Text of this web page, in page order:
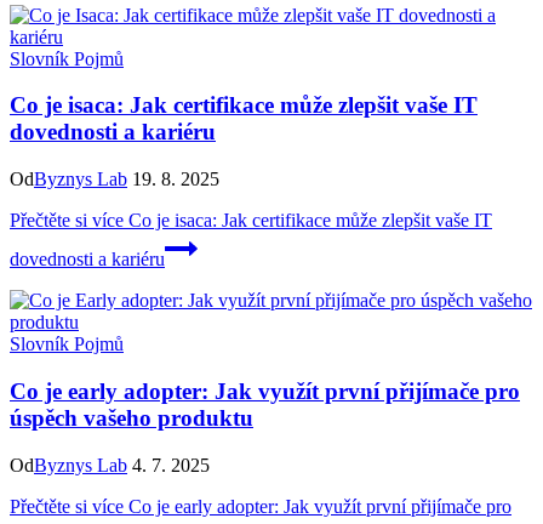
Slovník Pojmů
Co je isaca: Jak certifikace může zlepšit vaše IT
dovednosti a kariéru
OdByznys Lab 19. 8. 2025
Přečtěte si více Co je isaca: Jak certifikace může zlepšit vaše IT
dovednosti a kariéru
Slovník Pojmů
Co je early adopter: Jak využít první přijímače pro
úspěch vašeho produktu
OdByznys Lab 4. 7. 2025
Přečtěte si více Co je early adopter: Jak využít první přijímače pro